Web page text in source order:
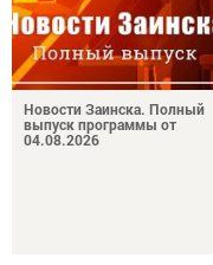
Новости Заинска. Полный
выпуск программы от
04.08.2026